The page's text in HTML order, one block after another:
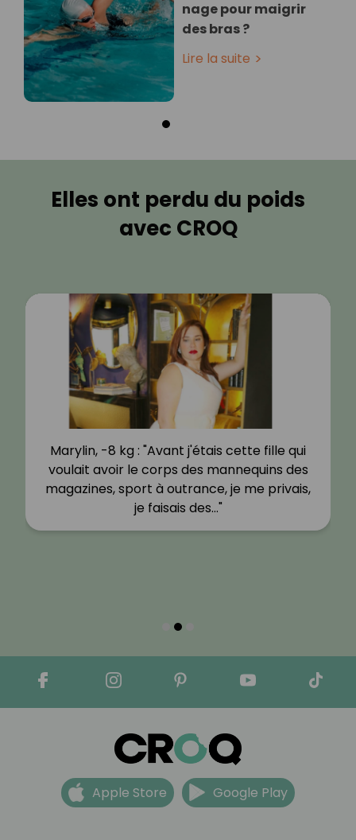
nage pour maigrir
des bras ?
Lire la suite
Elles ont perdu du poids
avec CROQ
Marylin, -8 kg : "Avant j'étais cette fille qui
voulait avoir le corps des mannequins des
magazines, sport à outrance, je me privais,
je faisais des…"
Apple Store Google Play